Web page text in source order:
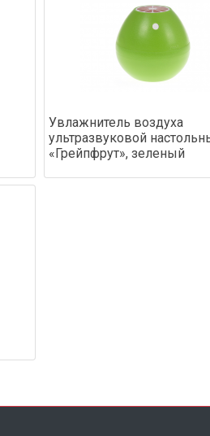
Увлажнитель воздуха
ультразвуковой
«Грейпфрут», зеленый